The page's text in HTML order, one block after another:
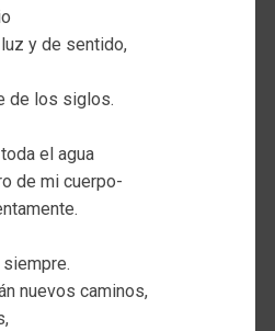
y de sentido,
de los siglos.
el agua
de mi cuerpo-
siempre.
nuevos caminos,